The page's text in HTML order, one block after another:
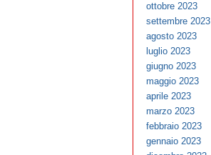
ottobre 2023
settembre 2023
agosto 2023
luglio 2023
giugno 2023
maggio 2023
aprile 2023
marzo 2023
febbraio 2023
gennaio 2023